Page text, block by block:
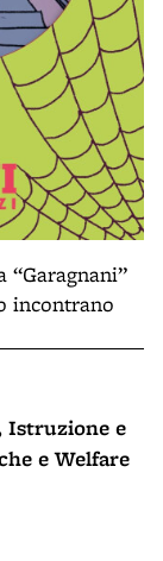
“Garagnani”
incontrano
Istruzione e
e Welfare